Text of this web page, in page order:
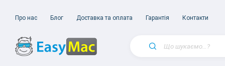
Про нас Блог Доставка та оплата Гарантія Контакти